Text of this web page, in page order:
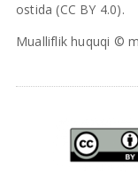
ostida (CC BY 4.0).
Mualliflik huquqi ©